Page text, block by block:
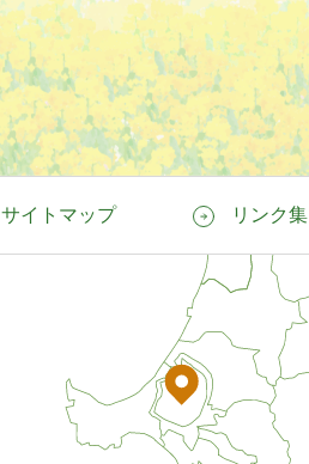
サイトマップ リンク集